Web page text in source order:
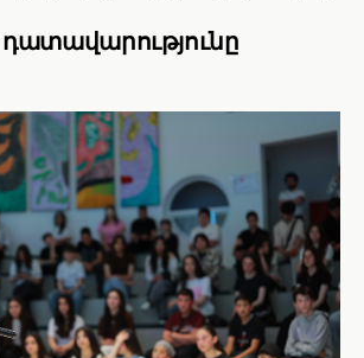
դատավարությունը